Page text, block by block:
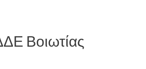
Βοιωτίας